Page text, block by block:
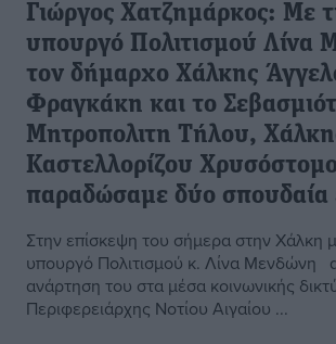
Γιώργος Χατζημάρκος: Με
υπουργό Πολιτισμού Λίνα
τον δήμαρχο Χάλκης
Φραγκάκη και το
Μητροπολιτη Τήλου,
Καστελλορίζου
παραδώσαμε δύο σπουδαία
Στην επίσκεψη του σήμερα στην Χάλκη
υπουργό Πολιτισμού κ. Λίνα Μενδώνη
ανάρτηση του στα μέσα κοινωνικής
Περιφερειάρχης Νοτίου Αιγαίου ...